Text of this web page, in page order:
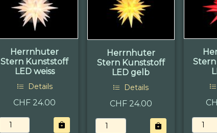
Herrnhuter
Stern Kunststoff
LED weiss
Details
CHF 24.00
Herrnhuter
Stern Kunststoff
LED gelb
Details
CHF 24.00